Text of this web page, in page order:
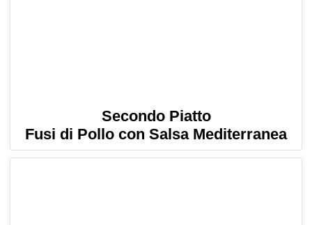
Secondo Piatto
Fusi di Pollo con Salsa Mediterranea